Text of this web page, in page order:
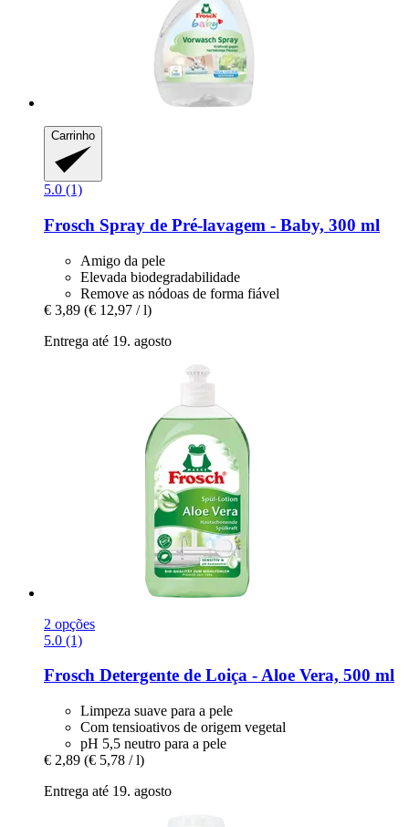
Carrinho
5.0 (1)
Frosch Spray de Pré-​lavagem -​ Baby, 300 ml
Amigo da pele
Elevada biodegradabilidade
Remove as nódoas de forma fiável
€ 3,89 (€ 12,97 / l)
Entrega até 19. agosto
2 opções
5.0 (1)
Frosch Detergente de Loiça -​ Aloe Vera, 500 ml
Limpeza suave para a pele
Com tensioativos de origem vegetal
pH 5,5 neutro para a pele
€ 2,89 (€ 5,78 / l)
Entrega até 19. agosto